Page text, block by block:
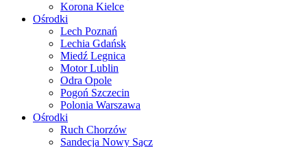
Korona Kielce
Ośrodki
Lech Poznań
Lechia Gdańsk
Miedź Legnica
Motor Lublin
Odra Opole
Pogoń Szczecin
Polonia Warszawa
Ośrodki
Ruch Chorzów
Sandecja Nowy Sącz